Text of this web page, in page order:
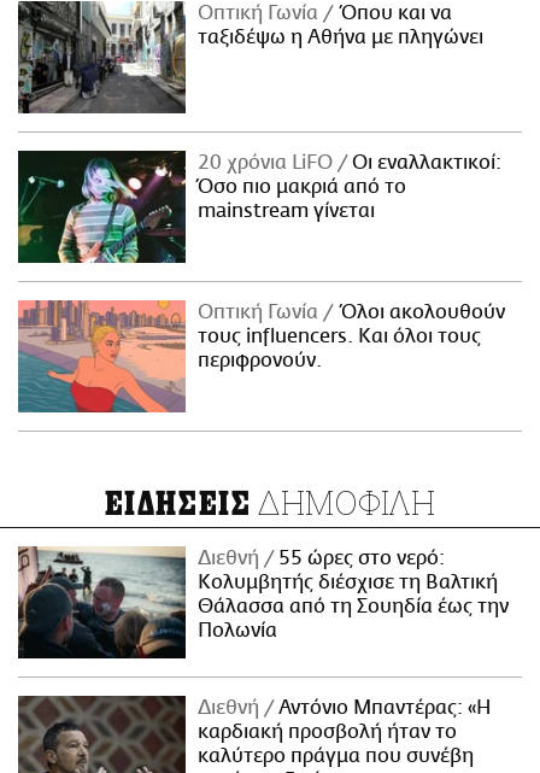
Οπτική Γωνία
Όπου και να
ταξιδέψω η Αθήνα με πληγώνει
20 χρόνια LiFO
Οι εναλλακτικοί:
Όσο πιο μακριά από το
mainstream γίνεται
Οπτική Γωνία
Όλοι ακολουθούν
τους influencers. Και όλοι τους
περιφρονούν.
ΕΙΔΗΣΕΙΣ ΔΗΜΟΦΙΛΗ
Διεθνή
55 ώρες στο νερό:
Κολυμβητής διέσχισε τη Βαλτική
Θάλασσα από τη Σουηδία έως την
Πολωνία
Διεθνή
Αντόνιο Μπαντέρας: «Η
καρδιακή προσβολή ήταν το
καλύτερο πράγμα που συνέβη